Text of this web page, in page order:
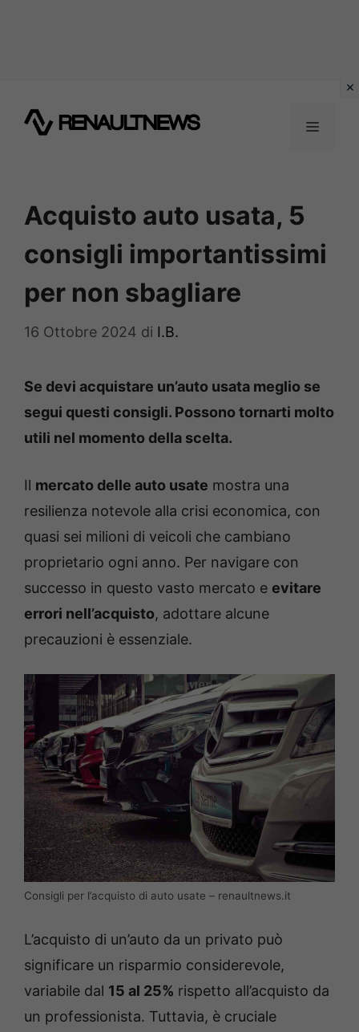
MENU
Acquisto auto usata, 5
consigli importantissimi
per non sbagliare
16 Ottobre 2024 di I.B.
Se devi acquistare un’auto usata meglio se
segui questi consigli. Possono tornarti molto
utili nel momento della scelta.
Il mercato delle auto usate mostra una
resilienza notevole alla crisi economica, con
quasi sei milioni di veicoli che cambiano
proprietario ogni anno. Per navigare con
successo in questo vasto mercato e evitare
errori nell’acquisto, adottare alcune
precauzioni è essenziale.
Consigli per l’acquisto di auto usate – renaultnews.it
L’acquisto di un’auto da un privato può
significare un risparmio considerevole,
variabile dal 15 al 25% rispetto all’acquisto da
un professionista. Tuttavia, è cruciale